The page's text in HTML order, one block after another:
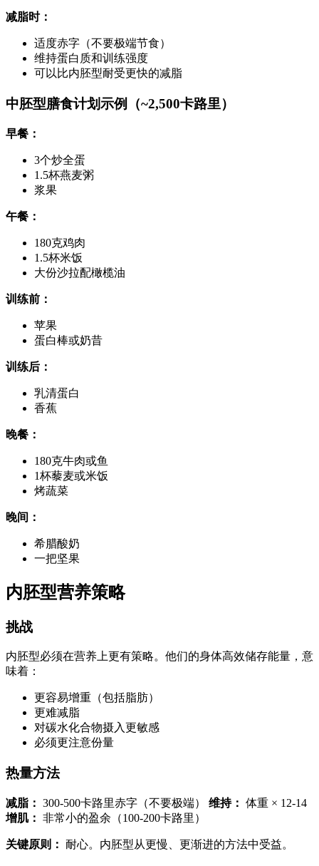
减脂时：
适度赤字（不要极端节食）
维持蛋白质和训练强度
可以比内胚型耐受更快的减脂
中胚型膳食计划示例（~2,500卡路里）
早餐：
3个炒全蛋
1.5杯燕麦粥
浆果
午餐：
180克鸡肉
1.5杯米饭
大份沙拉配橄榄油
训练前：
苹果
蛋白棒或奶昔
训练后：
乳清蛋白
香蕉
晚餐：
180克牛肉或鱼
1杯藜麦或米饭
烤蔬菜
晚间：
希腊酸奶
一把坚果
内胚型营养策略
挑战
内胚型必须在营养上更有策略。他们的身体高效储存能量，意
味着：
更容易增重（包括脂肪）
更难减脂
对碳水化合物摄入更敏感
必须更注意份量
热量方法
减脂： 300-500卡路里赤字（不要极端） 维持： 体重 × 12-14
增肌： 非常小的盈余（100-200卡路里）
关键原则： 耐心。内胚型从更慢、更渐进的方法中受益。